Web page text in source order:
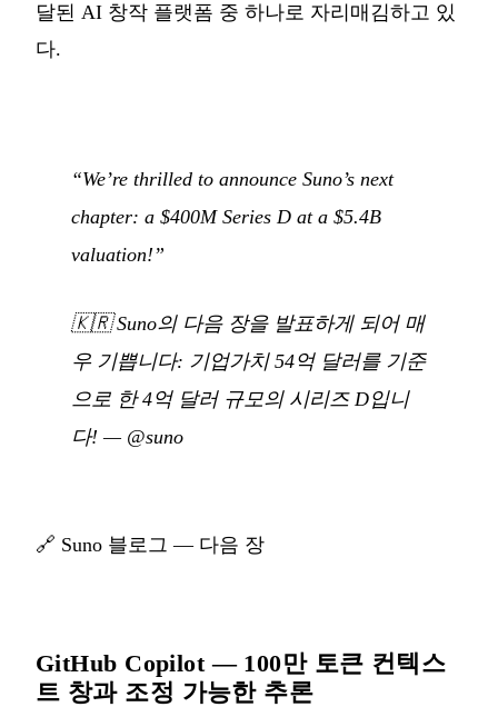
달된 AI 창작 플랫폼 중 하나로 자리매김하고 있
다.
“We’re thrilled to announce Suno’s next
chapter: a $400M Series D at a $5.4B
valuation!”
🇰🇷Suno의 다음 장을 발표하게 되어 매
우 기쁩니다: 기업가치 54억 달러를 기준
으로 한 4억 달러 규모의 시리즈 D입니
다! — @suno
🔗 Suno 블로그 — 다음 장
GitHub Copilot — 100만 토큰 컨텍스
트 창과 조정 가능한 추론